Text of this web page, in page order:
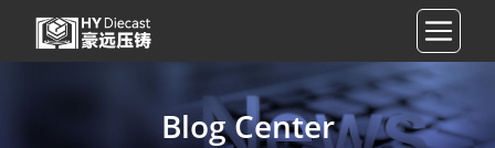
Blog Center